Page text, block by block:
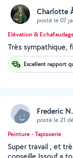
Charlotte
posté le 07
Elévation &
Très sympathique,
Excellent rapport
Frederic N.
posté le 21
Peinture - Tapisserie
Super travail , et